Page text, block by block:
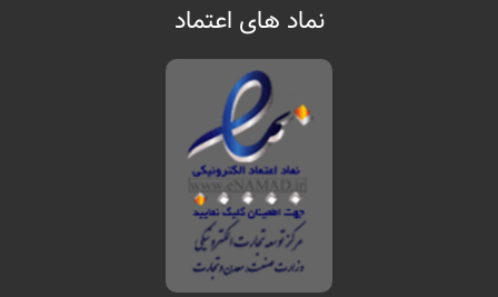
نماد های اعتماد